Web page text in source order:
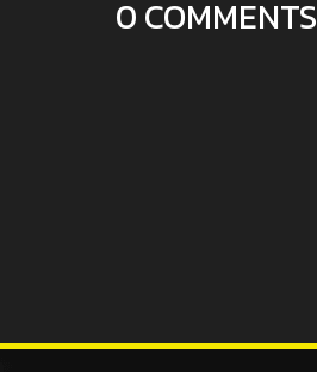
0 COMMENTS